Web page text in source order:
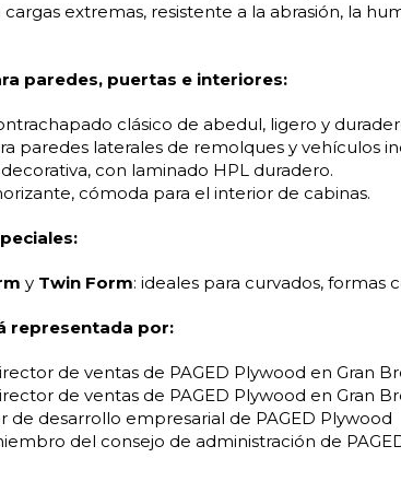
cargas extremas, resistente a la abrasión, la
paredes, puertas e interiores:
clásico de abedul, ligero y
paredes laterales de remolques y vehículos
decorativa, con laminado HPL duradero.
cómoda para el interior de cabinas.
y Twin Form: ideales para curvados, formas
representada por:
de ventas de PAGED Plywood en Gran
de ventas de PAGED Plywood en Gran
de desarrollo empresarial de PAGED Plywood
del consejo de administración de